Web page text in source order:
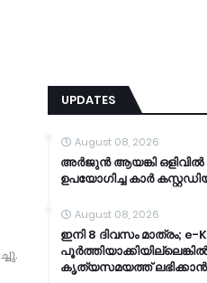
UPDATES
August 08, 2026
അർജുൻ ആയങ്കി
ഉപയോഗിച്ച കാർ
August 08, 2026
ഇനി 8 ദിവസം മാത്രം; e-
കൃത്യസമയത്ത് ലഭിക്കാന്‍